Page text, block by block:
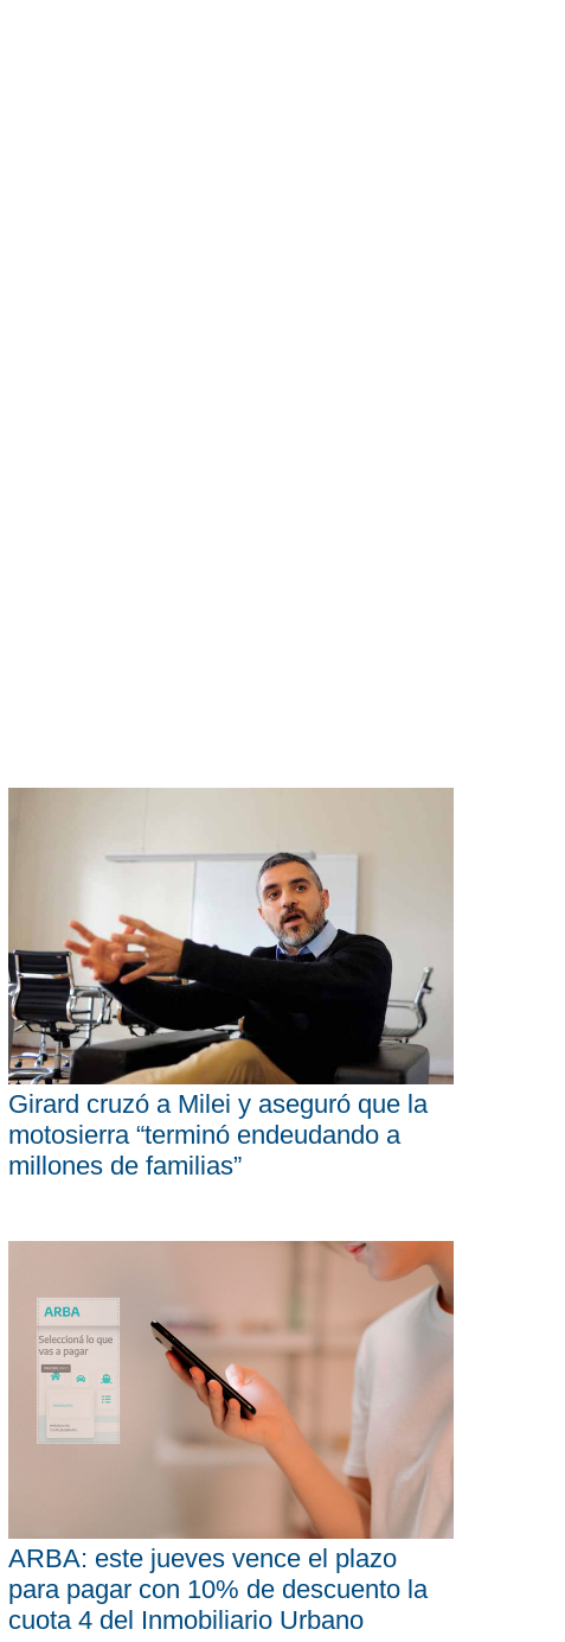
Girard cruzó a Milei y aseguró que la
motosierra “terminó endeudando a
millones de familias”
ARBA: este jueves vence el plazo
para pagar con 10% de descuento la
cuota 4 del Inmobiliario Urbano